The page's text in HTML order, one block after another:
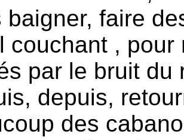
baigner, faire
couchant , pour
par le bruit du
depuis,
des